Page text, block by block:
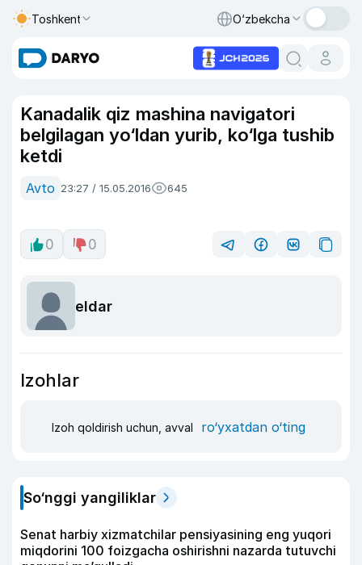
Toshkent O‘zbekcha
Kanadalik qiz mashina navigatori
belgilagan yo‘ldan yurib, ko‘lga tushib
ketdi
Avto 23:27 / 15.05.2016 645
0 0
eldar
Izohlar
Izoh qoldirish uchun, avval ro‘yxatdan o‘ting
So‘nggi yangiliklar
Senat harbiy xizmatchilar pensiyasining eng yuqori
miqdorini 100 foizgacha oshirishni nazarda tutuvchi